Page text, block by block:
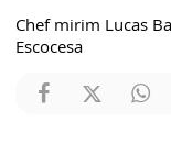
Chef mirim Lucas
Escocesa